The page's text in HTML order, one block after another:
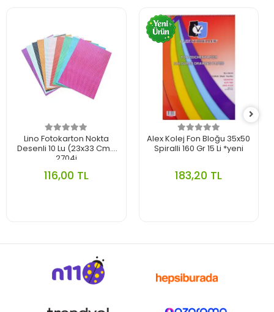
Lino Fotokarton Nokta
Desenli 10 Lu (23x33 Cm.)
2704j
116,00 TL
Alex Kolej Fon Bloğu 35x50
Spiralli 160 Gr 15 Li *yeni
183,20 TL